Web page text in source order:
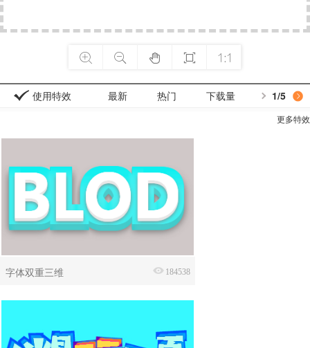
    
使用特效 最新 热门 下载量 1/5
更多特效
字体双重三维 184538